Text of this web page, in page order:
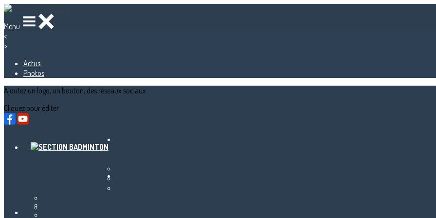
Menu
<
>
Actus
Photos
Ajoutez un logo, un bouton, des réseaux sociaux
Cliquez pour éditer